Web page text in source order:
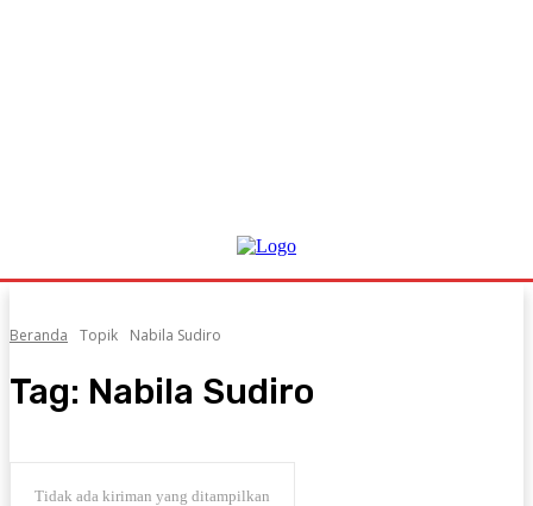
Beranda Topik Nabila Sudiro
Tag: Nabila Sudiro
Tidak ada kiriman yang ditampilkan